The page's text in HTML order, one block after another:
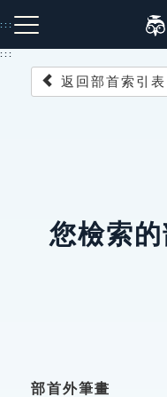
到
主
:::
:::
返回部首索引表
您檢索的
部首外筆畫